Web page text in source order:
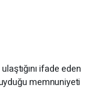
ifade eden
memnuniyeti